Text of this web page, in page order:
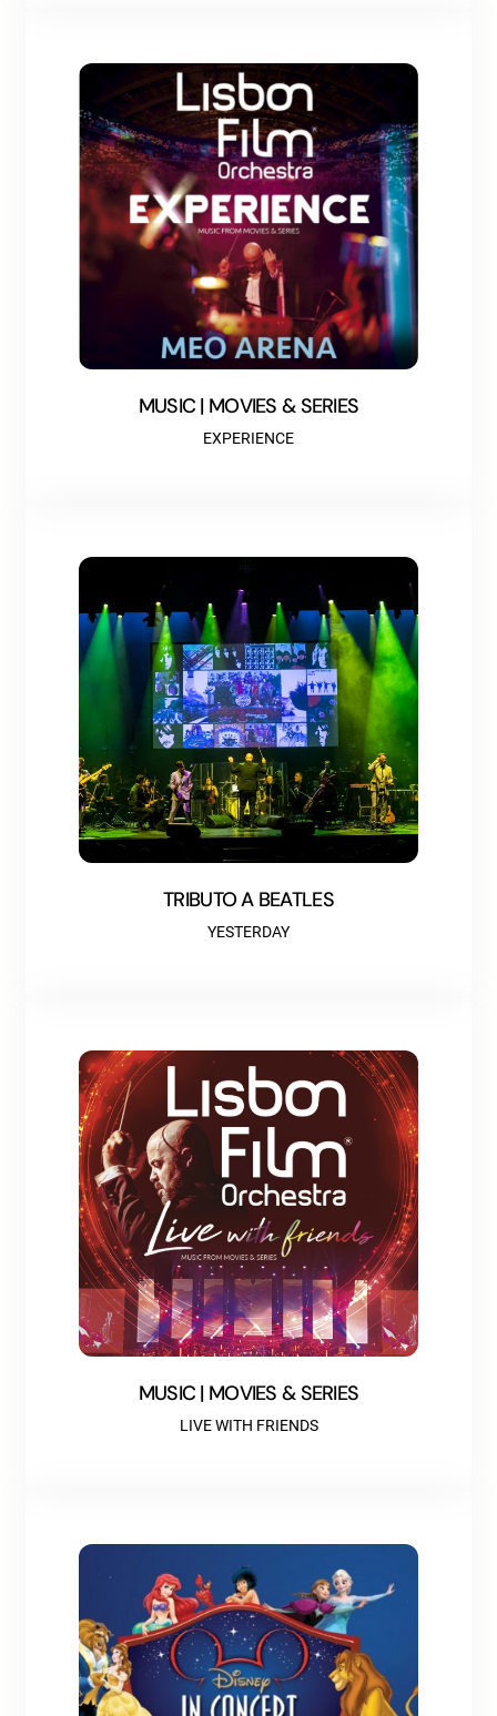
MUSIC | MOVIES & SERIES
EXPERIENCE
TRIBUTO A BEATLES
YESTERDAY
MUSIC | MOVIES & SERIES
LIVE WITH FRIENDS